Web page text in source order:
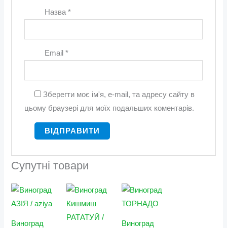
Назва *
Email *
Зберегти моє ім'я, e-mail, та адресу сайту в
цьому браузері для моїх подальших коментарів.
Супутні товари
Виноград
Діапазон
цін:
від
300 грн.
до
Виноград
Діапазон
цін:
від
до